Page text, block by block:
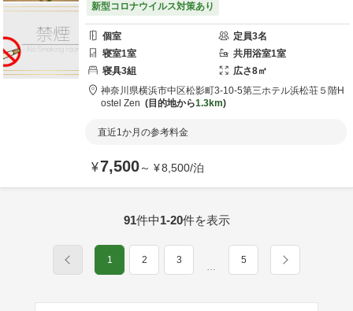
新型コロナウイルス対策あり
個室 定員3名
寝室1室 共用浴室1室
寝具3組 広さ8㎡
神奈川県横浜市中区松影町3-10-5第三ホテル浜松荘５階H
ostel Zen
目的地から1.3km
直近1か月の参考料金
¥7,500～ ¥8,500/泊
91件中1-20件を表示
1 2 3
…
5